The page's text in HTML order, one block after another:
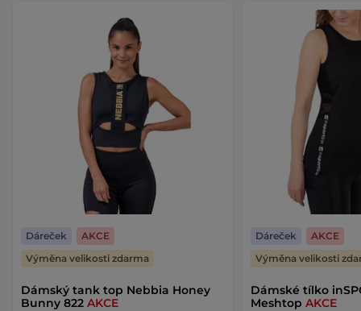
Dámský tank top Nebbia Honey
Bunny 822 AKCE
Dáreček
AKCE
Výměna velikosti zdarma
Dámské tílko
MeshtopAKCE
Dáreček
AKCE
Výměna velikosti